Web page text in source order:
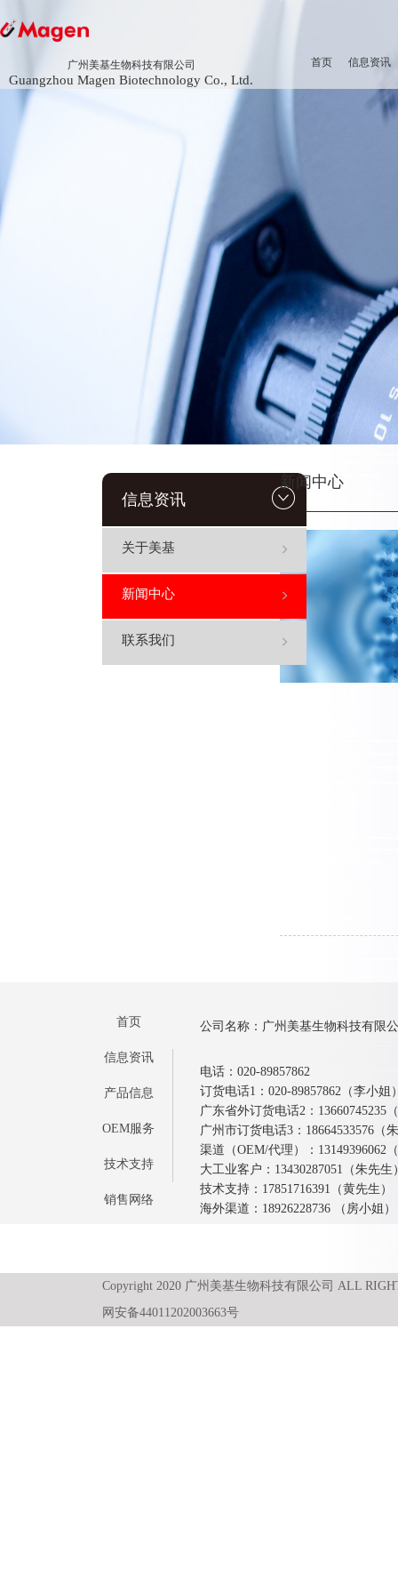
广州美基生物科技有限公司
Guangzhou Magen Biotechnology Co., Ltd.
首页 信息资讯
信息资讯
关于美基
新闻中心
联系我们
新闻中心
首页
信息资讯
产品信息
OEM服务
技术支持
销售网络
公司名称：广州美基生物科技有限
电话：020-89857862
订货电话1：020-89857862（李小姐
广东省外订货电话2：13660745235
广州市订货电话3：18664533576（
渠道（OEM/代理）：13149396062
大工业客户：13430287051（朱先生
技术支持：17851716391（黄先生）
海外渠道：18926228736 （房小姐）
Copyright 2020 广州美基生物科技有限公司 ALL
网安备44011202003663号